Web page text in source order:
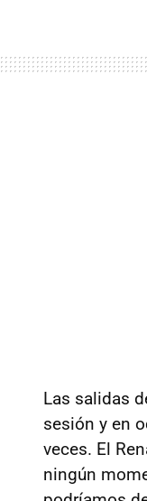
Las salidas
sesión y en
veces. El
ningún